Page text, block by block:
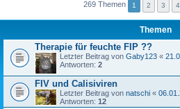
269 Themen 1 2 3 4
Themen
Therapie für feuchte FIP ??
Letzter Beitrag von Gaby123 «
Antworten: 2
FIV und Calisiviren
Letzter Beitrag von natschi «
Antworten: 12